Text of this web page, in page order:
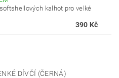
kalhot pro velké
390 Kč
DÍVČÍ (ČERNÁ)